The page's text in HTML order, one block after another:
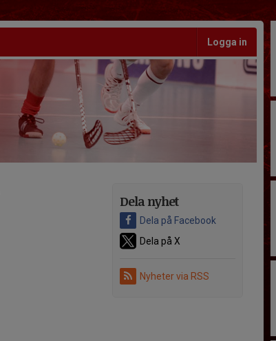
Logga in
Dela nyhet
Dela på Facebook
Dela på X
Nyheter via RSS